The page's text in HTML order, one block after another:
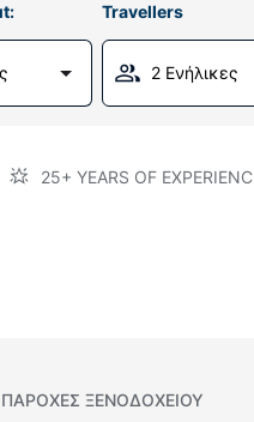
Travellers
2 Ενήλικες
25+ YEARS OF
ΠΑΡΟΧΕΣ ΞΕΝΟΔΟΧΕΙΟΥ